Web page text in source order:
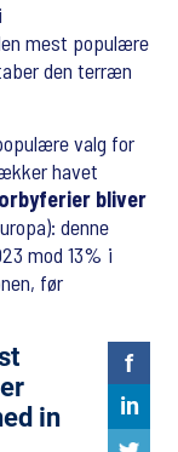
mest populære
den terræn
valg for
havet
bliver
denne
mod 13% i
før